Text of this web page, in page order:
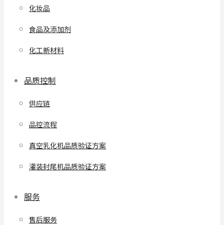
化妆品
食品及添加剂
化工新材料
品质控制
供应链
品控流程
真空乳化机品质验证方案
灌装封尾机品质验证方案
服务
售后服务